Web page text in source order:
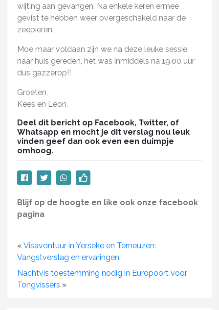
wijting aan gevangen. Na enkele keren ermee
gevist te hebben weer overgeschakeld naar de
zeepieren.
Moe maar voldaan zijn we na deze leuke sessie
naar huis gereden, het was inmiddels na 19.00 uur
dus gazzerop!!
Groeten,
Kees en Leon.
Deel dit bericht op Facebook, Twitter, of
Whatsapp en mocht je dit verslag nou leuk
vinden geef dan ook even een duimpje
omhoog.
Blijf op de hoogte en like ook onze facebook
pagina
« Visavontuur in Yerseke en Terneuzen:
Vangstverslag en ervaringen
Nachtvis toestemming nodig in Europoort voor
Tongvissers »